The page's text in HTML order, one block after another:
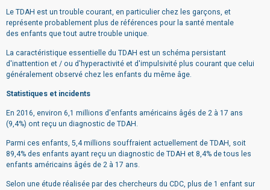
Le TDAH est un trouble courant, en particulier chez les garçons, et
représente probablement plus de références pour la santé mentale
des enfants que tout autre trouble unique.
La caractéristique essentielle du TDAH est un schéma persistant
d'inattention et / ou d'hyperactivité et d'impulsivité plus courant que celui
généralement observé chez les enfants du même âge.
Statistiques et incidents
En 2016, environ 6,1 millions d'enfants américains âgés de 2 à 17 ans
(9,4%) ont reçu un diagnostic de TDAH.
Parmi ces enfants, 5,4 millions souffraient actuellement de TDAH, soit
89,4% des enfants ayant reçu un diagnostic de TDAH et 8,4% de tous les
enfants américains âgés de 2 à 17 ans.
Selon une étude réalisée par des chercheurs du CDC, plus de 1 enfant sur